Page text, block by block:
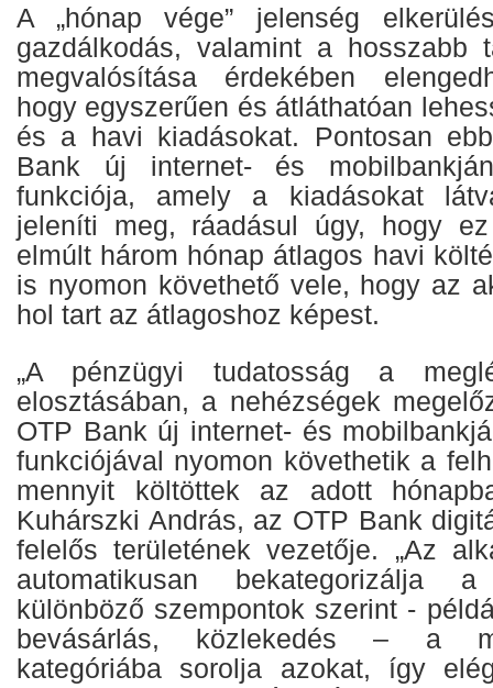
A „hónap vége” jelenség
gazdálkodás, valamint a hosszabb
megvalósítása érdekében
hogy egyszerűen és átláthatóan
és a havi kiadásokat. Pontosan
Bank új internet- és
funkciója, amely a kiadásokat
jeleníti meg, ráadásul úgy, hogy
elmúlt három hónap átlagos havi
is nyomon követhető vele, hogy az
hol tart az átlagoshoz képest.
„A pénzügyi tudatosság a
elosztásában, a nehézségek
OTP Bank új internet- és
funkciójával nyomon követhetik a
mennyit költöttek az adott
Kuhárszki András, az OTP Bank
felelős területének vezetője. „Az
automatikusan bekategorizálja
különböző szempontok szerint -
bevásárlás, közlekedés – a
kategóriába sorolja azokat, így